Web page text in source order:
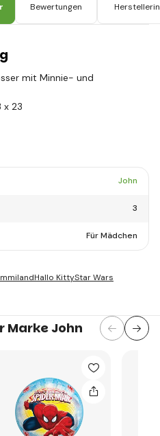
Bewertungen
mit Minnie- und
x 23
John
3
Für Mädchen
Hallo KittyStar Wars
Marke John